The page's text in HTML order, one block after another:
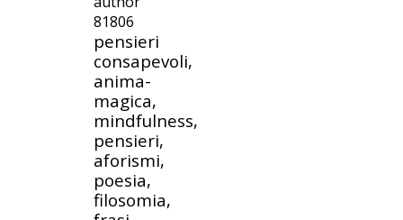
81806
pensieri
consapevoli,
anima-
magica,
mindfulness,
pensieri,
aforismi,
poesia,
filosomia,